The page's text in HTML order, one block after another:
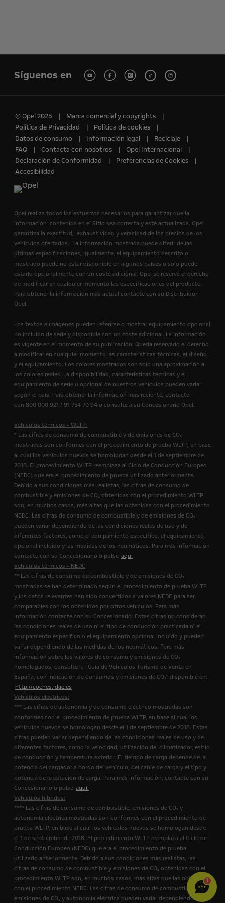
Síguenos en
© Opel 2025
Marca comercial y copyrights
Política de Privacidad
Política de cookies
Datos de consumo
Información legal
Reciclaje
FAQ
Contacta con nosotros
Opel Internacional
Declaración de Conformidad
Preferencias de Cookies
Accesibilidad
Opel realiza todos los esfuerzos necesarios para garantizar que la
información contenida en el Sitio sea correcta y esté actualizada. Opel
garantiza la exactitud, exhaustividad y veracidad de los precios de los
vehículos ofertados. La información mostrada puede diferir de las
últimas especificaciones, igualmente, el equipamiento descrito o
mostrado puede no estar disponible en algunos países o solo puede
estarlo opcionalmente con un coste adicional. Opel se reserva el derecho
de modificar en cualquier momento las especificaciones del producto.
Para obtener la información más actual contacte con su Distribuidor
Opel.
Los textos e imágenes pueden referirse o mostrar equipamiento opcional
no incluido de serie y disponible con un coste adicional. La información
es vigente en el momento de su publicación. Queda reservado el derecho
a modificar en cualquier momento las características técnicas, el diseño
y el equipamiento. Los colores mostrados son solo una aproximación a
los colores reales. La disponibilidad, características técnicas y el
equipamiento de serie u opcional de nuestros vehículos pueden variar
según el país. Para obtener la información más reciente, contacte
con 800 000 921 / 91 754 70 94 o consulte a su Concesionario Opel.
Vehículos térmicos - WLTP:
* Las cifras de consumo de combustible y de emisiones de CO₂
mostradas son conformes con el procedimiento de prueba WLTP, en base
al cual los vehículos nuevos se homologan desde el 1 de septiembre de
2018. El procedimiento WLTP reemplaza al Ciclo de Conducción Europeo
(NEDC) que era el procedimiento de prueba utilizado anteriormente.
Debido a sus condiciones más realistas, las cifras de consumo de
combustible y emisiones de CO₂ obtenidas con el procedimiento WLTP
son, en muchos casos, más altas que las obtenidas con el procedimiento
NEDC. Las cifras de consumo de combustible y de emisiones de CO₂
pueden variar dependiendo de las condiciones reales de uso y de
diferentes factores, como el equipamiento específico, el equipamiento
opcional incluido y las medidas de los neumáticos. Para más información
contacte con su Concesionario o pulse aquí .
Vehículos térmicos - NEDC
** Las cifras de consumo de combustible y de emisiones de CO₂
mostradas se han determinado según el procedimiento de prueba WLTP
y los datos relevantes han sido convertidos a valores NEDC para ser
comparables con los obtenidos por otros vehículos. Para más
información contacte con su Concesionario. Estas cifras no consideran
las condiciones reales de uso ni el tipo de conducción practicada ni el
equipamiento específico o el equipamiento opcional incluido y pueden
variar dependiendo de las medidas de los neumáticos. Para más
información sobre los valores de consumo y emisiones de CO₂
homologados, consulte la “Guía de Vehículos Turismo de Venta en
España, con Indicación de Consumos y emisiones de CO₂" disponible en:
http://coches.idae.es
Vehículos eléctricos:
*** Las cifras de autonomía y de consumo eléctrico mostradas son
conformes con el procedimiento de prueba WLTP, en base al cual los
vehículos nuevos se homologan desde el 1 de septiembre de 2018. Estas
cifras pueden variar dependiendo de las condiciones reales de uso y de
diferentes factores, como la velocidad, utilización del climatizador, estilo
de conducción y temperatura exterior. El tiempo de carga depende de la
potencia del cargador a bordo del vehículo, del cable de carga y el tipo y
potencia de la estación de carga. Para más información, contacte con su
Concesionario o pulse aquí.
Vehículos híbridos:
**** Las cifras de consumo de combustible, emisiones de CO₂ y
autonomía eléctrica mostradas son conformes con el procedimiento de
prueba WLTP, en base al cual los vehículos nuevos se homologan desde
el 1 de septiembre de 2018. El procedimiento WLTP reemplaza al Ciclo de
Conducción Europeo (NEDC) que era el procedimiento de prueba
utilizado anteriormente. Debido a sus condiciones más realistas, las
cifras de consumo de combustible y emisiones de CO₂ obtenidas con el
procedimiento WLTP son, en muchos casos, más altas que las obtenidas
con el procedimiento NEDC. Las cifras de consumo de combustible,
emisiones de CO₂ y autonomía eléctrica pueden variar dependiendo de las
1